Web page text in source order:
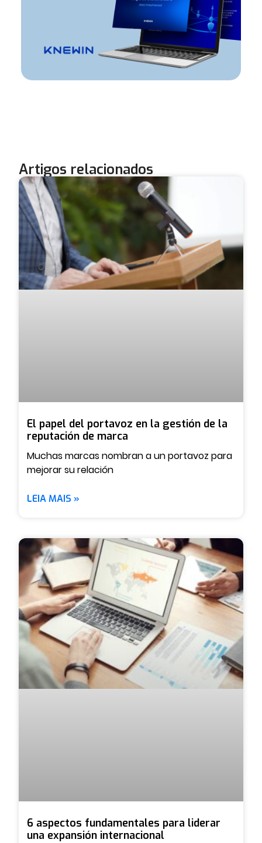
Artigos relacionados
El papel del portavoz en la gestión de la
reputación de marca
Muchas marcas nombran a un portavoz para
mejorar su relación
LEIA MAIS »
6 aspectos fundamentales para liderar
una expansión internacional